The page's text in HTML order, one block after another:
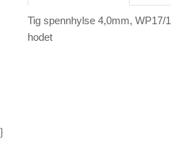
Tig spennhylse 4,0mm, WP17/
hodet
}